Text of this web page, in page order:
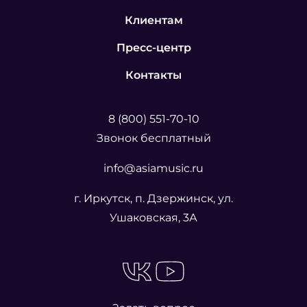
Клиентам
Пресс-центр
Контакты
8 (800) 551-70-10
Звонок бесплатный
info@asiamusic.ru
г. Иркутск, п. Дзержинск, ул.
Ушаковская, 3А